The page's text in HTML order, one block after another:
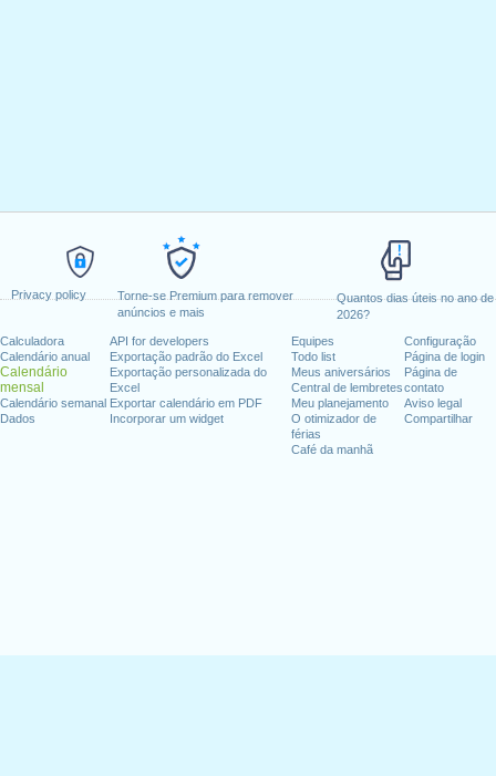
Privacy policy
Torne-se Premium para remover
anúncios e mais
Quantos dias úteis no ano de
2026?
Calculadora
Calendário anual
Calendário
mensal
Calendário semanal
Dados
API for developers
Exportação padrão do Excel
Exportação personalizada do
Excel
Exportar calendário em PDF
Incorporar um widget
Equipes
Todo list
Meus aniversários
Central de lembretes
Meu planejamento
O otimizador de
férias
Café da manhã
Configuração
Página de login
Página de
contato
Aviso legal
Compartilhar